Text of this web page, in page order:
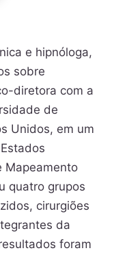
e hipnóloga,
sobre
diretora com a
de
Unidos, em um
Mapeamento
quatro grupos
cirurgiões
da
foram